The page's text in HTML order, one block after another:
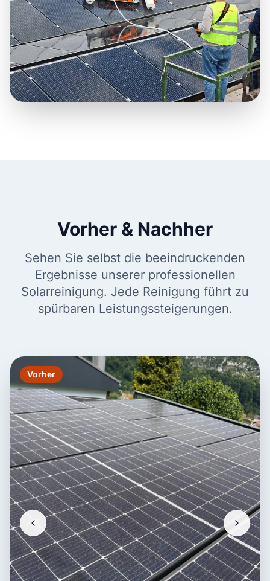
Vorher & Nachher
Sehen Sie selbst die beeindruckenden
Ergebnisse unserer professionellen
Solarreinigung. Jede Reinigung führt zu
spürbaren Leistungssteigerungen.
Vorher